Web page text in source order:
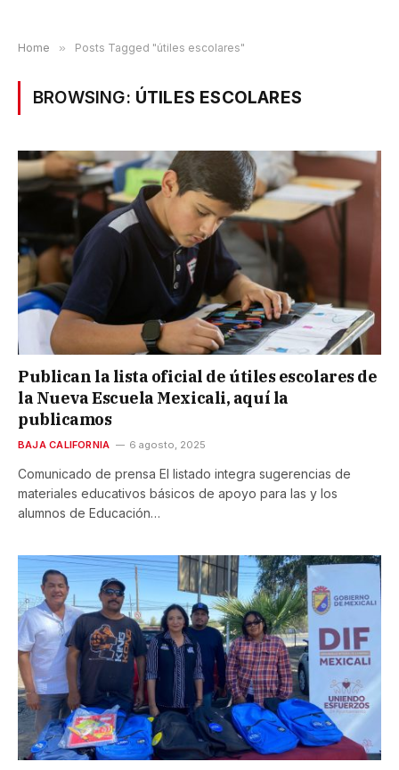
Home » Posts Tagged "útiles escolares"
BROWSING: ÚTILES ESCOLARES
Publican la lista oficial de útiles escolares de
la Nueva Escuela Mexicali, aquí la
publicamos
BAJA CALIFORNIA 6 agosto, 2025
Comunicado de prensa El listado integra sugerencias de
materiales educativos básicos de apoyo para las y los
alumnos de Educación…